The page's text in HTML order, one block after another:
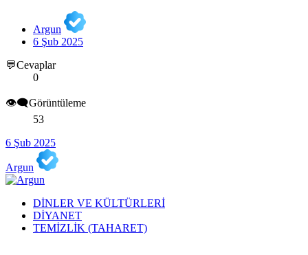
Argun
6 Şub 2025
💬Cevaplar
0
👁️‍🗨️Görüntüleme
53
6 Şub 2025
Argun
DİNLER VE KÜLTÜRLERİ
DİYANET
TEMİZLİK (TAHARET)